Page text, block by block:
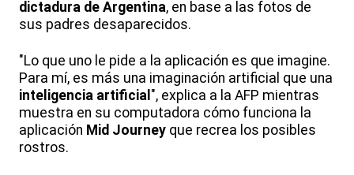
dictadura de Argentina, en base a las fotos de
sus padres desaparecidos.
"Lo que uno le pide a la aplicación es que imagine.
Para mí, es más una imaginación artificial que una
inteligencia artificial ", explica a la AFP mientras
muestra en su computadora cómo funciona la
aplicación Mid Journey que recrea los posibles
rostros.